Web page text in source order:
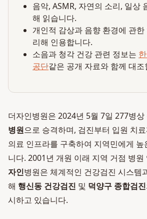
음악, ASMR, 자연의 소리, 일상
해 읽습니다.
개인적 감상과 음향 환경에 관
리해 인용합니다.
소음과 청각 건강 관련 정보는
공단같은 공개 자료와 함께 대
더자인병원은 2024년 5월 7일 277병상
병원으로 승격하며, 검진부터 입원 치
의료 인프라를 구축하여 지역민에게
니다. 2001년 개원 이래 지역 거점 병
자인병원은 체계적인 건강검진 시스템
해 행신동 건강검진 및 덕양구 종합검진
시하고 있습니다.